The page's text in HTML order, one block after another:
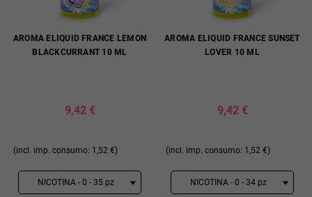
AROMA ELIQUID FRANCE LEMON
BLACKCURRANT 10 ML
9,42 €
(incl. imp. consumo: 1,52 €)
AROMA ELIQUID FRANCE SUNSET
LOVER 10 ML
9,42 €
(incl. imp. consumo: 1,52 €)